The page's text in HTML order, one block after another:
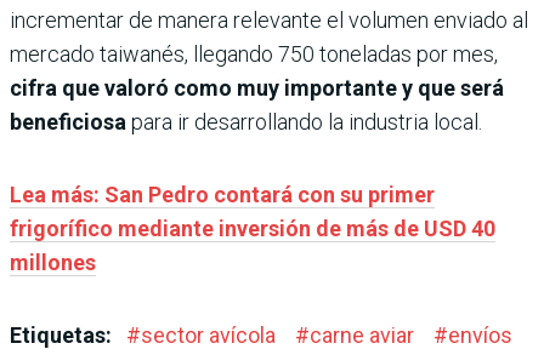
incrementar de manera relevante el volumen enviado al
mercado taiwanés, llegando 750 toneladas por mes,
cifra que valoró como muy importante y que será
beneficiosa para ir desarrollando la industria local.
Lea más: San Pedro contará con su primer
frigorífico mediante inversión de más de USD 40
millones
Etiquetas: #sector avícola #carne aviar #envíos